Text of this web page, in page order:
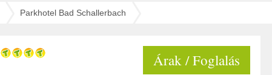
Parkhotel Bad Schallerbach
Árak / Foglalás